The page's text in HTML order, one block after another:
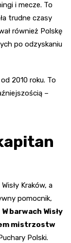
i mecze. To
trudne czasy
również Polskę
po odzyskaniu
2010 roku. To
–
Kraków, a
pomocnik,
W barwach Wisły
mistrzostw
Polski.